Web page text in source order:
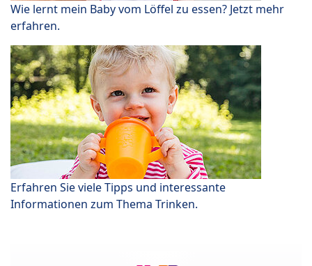
Wie lernt mein Baby vom Löffel zu essen? Jetzt mehr
erfahren.
Erfahren Sie viele Tipps und interessante
Informationen zum Thema Trinken.